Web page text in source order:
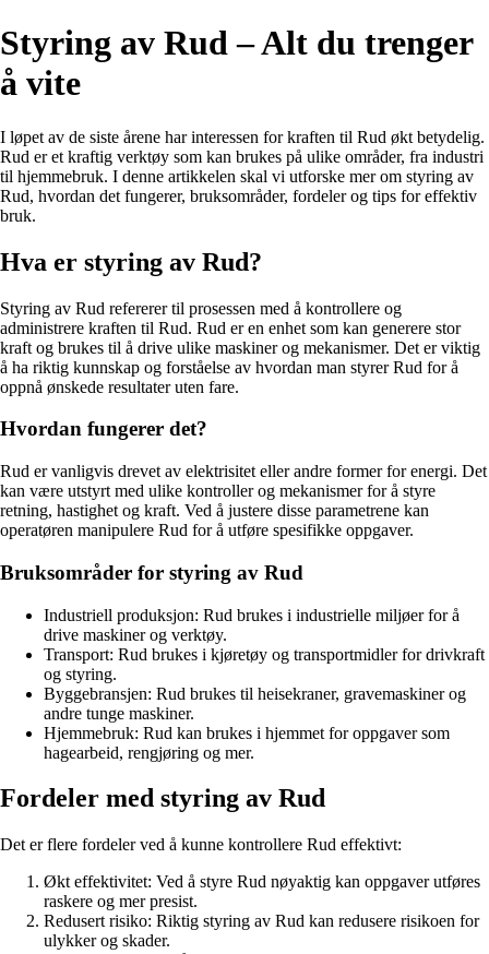
Styring av Rud – Alt du trenger
å vite
I løpet av de siste årene har interessen for kraften til Rud økt betydelig.
Rud er et kraftig verktøy som kan brukes på ulike områder, fra industri
til hjemmebruk. I denne artikkelen skal vi utforske mer om styring av
Rud, hvordan det fungerer, bruksområder, fordeler og tips for effektiv
bruk.
Hva er styring av Rud?
Styring av Rud refererer til prosessen med å kontrollere og
administrere kraften til Rud. Rud er en enhet som kan generere stor
kraft og brukes til å drive ulike maskiner og mekanismer. Det er viktig
å ha riktig kunnskap og forståelse av hvordan man styrer Rud for å
oppnå ønskede resultater uten fare.
Hvordan fungerer det?
Rud er vanligvis drevet av elektrisitet eller andre former for energi. Det
kan være utstyrt med ulike kontroller og mekanismer for å styre
retning, hastighet og kraft. Ved å justere disse parametrene kan
operatøren manipulere Rud for å utføre spesifikke oppgaver.
Bruksområder for styring av Rud
Industriell produksjon: Rud brukes i industrielle miljøer for å
drive maskiner og verktøy.
Transport: Rud brukes i kjøretøy og transportmidler for drivkraft
og styring.
Byggebransjen: Rud brukes til heisekraner, gravemaskiner og
andre tunge maskiner.
Hjemmebruk: Rud kan brukes i hjemmet for oppgaver som
hagearbeid, rengjøring og mer.
Fordeler med styring av Rud
Det er flere fordeler ved å kunne kontrollere Rud effektivt:
Økt effektivitet: Ved å styre Rud nøyaktig kan oppgaver utføres
raskere og mer presist.
Redusert risiko: Riktig styring av Rud kan redusere risikoen for
ulykker og skader.